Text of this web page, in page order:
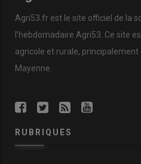
Agri53.fr est le site officiel de la
l’hebdomadaire Agri53. Ce site
agricole et rurale,
Mayenne.
RUBRIQUES